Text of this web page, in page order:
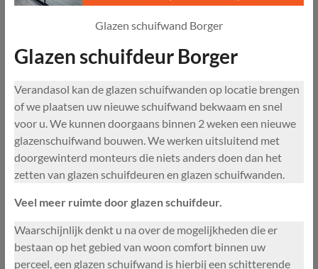
Glazen schuifwand Borger
Glazen schuifdeur Borger
Verandasol kan de glazen schuifwanden op locatie brengen
of we plaatsen uw nieuwe schuifwand bekwaam en snel
voor u. We kunnen doorgaans binnen 2 weken een nieuwe
glazenschuifwand bouwen. We werken uitsluitend met
doorgewinterd monteurs die niets anders doen dan het
zetten van glazen schuifdeuren en glazen schuifwanden.
Veel meer ruimte door glazen schuifdeur.
Waarschijnlijk denkt u na over de mogelijkheden die er
bestaan op het gebied van woon comfort binnen uw
perceel, een glazen schuifwand is hierbij een schitterende